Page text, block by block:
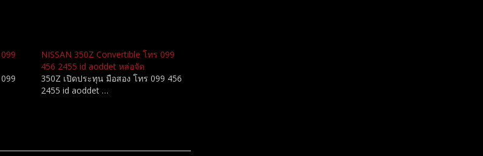
NISSAN 350Z Convertible โทร 099
456 2455 id aoddet หล่อจัด
350Z เปิดประทุน มือสอง โทร 099 456
2455 id aoddet …